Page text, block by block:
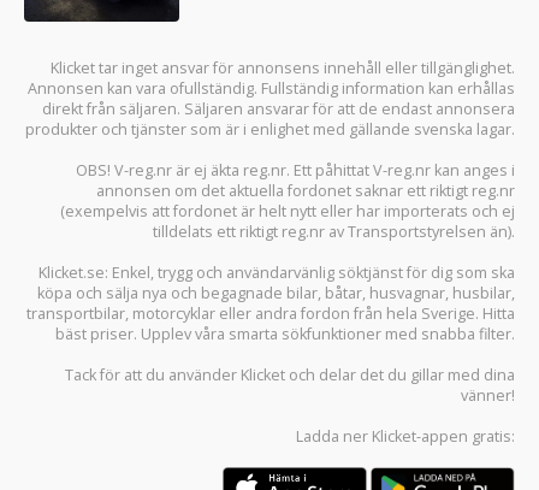
Klicket tar inget ansvar för annonsens innehåll eller tillgänglighet.
Annonsen kan vara ofullständig. Fullständig information kan erhållas
direkt från säljaren. Säljaren ansvarar för att de endast annonsera
produkter och tjänster som är i enlighet med gällande svenska lagar.
OBS! V-reg.nr är ej äkta reg.nr. Ett påhittat V-reg.nr kan anges i
annonsen om det aktuella fordonet saknar ett riktigt reg.nr
(exempelvis att fordonet är helt nytt eller har importerats och ej
tilldelats ett riktigt reg.nr av Transportstyrelsen än).
Klicket.se: Enkel, trygg och användarvänlig söktjänst för dig som ska
köpa och sälja nya och begagnade bilar, båtar, husvagnar, husbilar,
transportbilar, motorcyklar eller andra fordon från hela Sverige. Hitta
bäst priser. Upplev våra smarta sökfunktioner med snabba filter.
Tack för att du använder Klicket och delar det du gillar med dina
vänner!
Ladda ner Klicket-appen gratis: